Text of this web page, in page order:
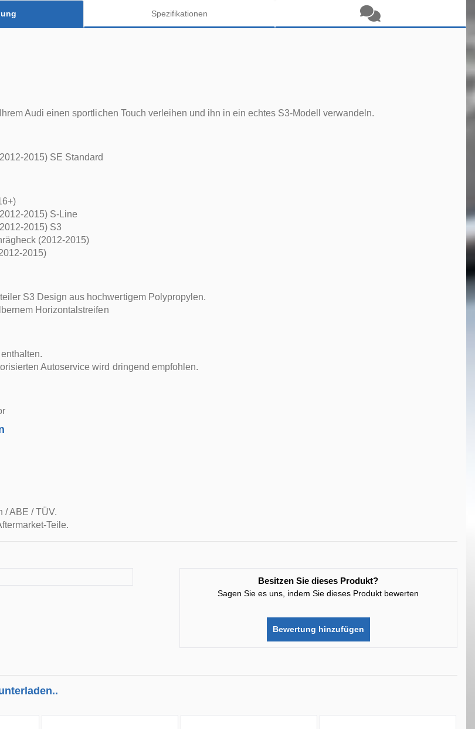
Spezifikationen
Audi einen sportlichen Touch verleihen und ihn in ein echtes S3-Modell verwandeln.
2015) SE Standard
2015) S-Line
2015) S3
(2012-2015)
2015)
S3 Design aus hochwertigem Polypropylen.
Horizontalstreifen
Autoservice wird dringend empfohlen.
/ ABE / TÜV.
Teile.
Besitzen Sie dieses Produkt?
Sagen Sie es uns, indem Sie dieses Produkt bewerten
Bewertung hinzufügen